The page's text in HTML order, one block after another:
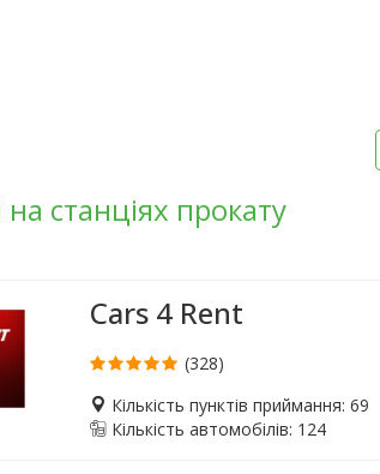
станціях прокату
Cars 4 Rent
(328)
Кількість пунктів приймання: 69
Кількість автомобілів: 124